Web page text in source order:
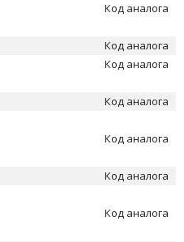
Код аналога
Код аналога
Код аналога
Код аналога
Код аналога
Код аналога
Код аналога